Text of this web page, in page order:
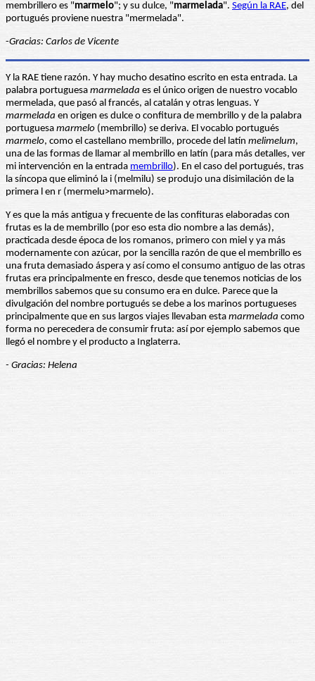
membrillero es "marmelo"; y su dulce, "marmelada". Según la RAE, del
portugués proviene nuestra "mermelada".
-Gracias: Carlos de Vicente
Y la RAE tiene razón. Y hay mucho desatino escrito en esta entrada. La
palabra portuguesa marmelada es el único origen de nuestro vocablo
mermelada, que pasó al francés, al catalán y otras lenguas. Y
marmelada en origen es dulce o confitura de membrillo y de la palabra
portuguesa marmelo (membrillo) se deriva. El vocablo portugués
marmelo, como el castellano membrillo, procede del latín melimelum,
una de las formas de llamar al membrillo en latín (para más detalles, ver
mi intervención en la entrada membrillo). En el caso del portugués, tras
la síncopa que eliminó la i (melmilu) se produjo una disimilación de la
primera l en r (mermelu>marmelo).
Y es que la más antigua y frecuente de las confituras elaboradas con
frutas es la de membrillo (por eso esta dio nombre a las demás),
practicada desde época de los romanos, primero con miel y ya más
modernamente con azúcar, por la sencilla razón de que el membrillo es
una fruta demasiado áspera y así como el consumo antiguo de las otras
frutas era principalmente en fresco, desde que tenemos noticias de los
membrillos sabemos que su consumo era en dulce. Parece que la
divulgación del nombre portugués se debe a los marinos portugueses
principalmente que en sus largos viajes llevaban esta marmelada como
forma no perecedera de consumir fruta: así por ejemplo sabemos que
llegó el nombre y el producto a Inglaterra.
- Gracias: Helena